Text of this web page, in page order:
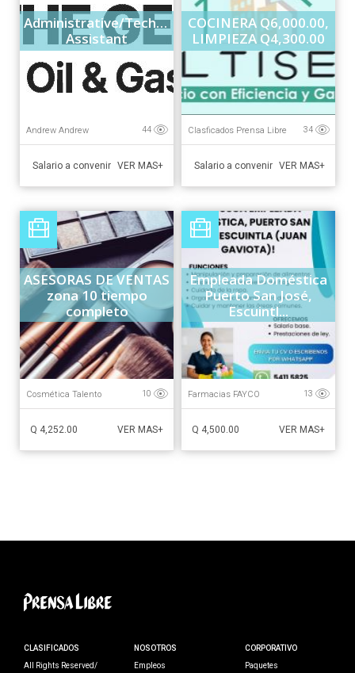
Administrative/Technical
Assistant
Andrew Andrew 44
Salario a convenir VER MAS+
COCINERA Q6,000.00,
LIMPIEZA Q4,300.00
Clasficados Prensa Libre 34
Salario a convenir VER MAS+
ASESORAS DE VENTAS
zona 10 tiempo
completo
Cosmética Talento 10
Q 4,252.00 VER MAS+
Empleada Doméstica
Puerto San José,
Escuintl...
Farmacias FAYCO 13
Q 4,500.00 VER MAS+
CLASIFICADOS
All Rights Reserved/
NOSOTROS
Empleos
CORPORATIVO
Paquetes